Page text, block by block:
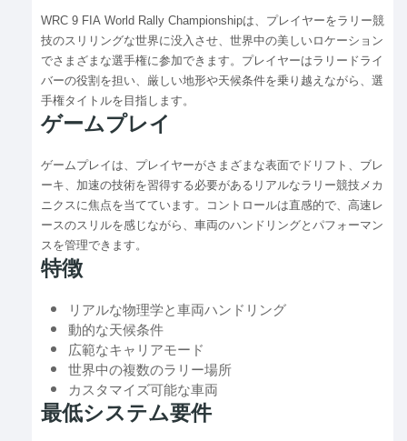
WRC 9 FIA World Rally Championshipは、プレイヤーをラリー競
技のスリリングな世界に没入させ、世界中の美しいロケーション
でさまざまな選手権に参加できます。プレイヤーはラリードライ
バーの役割を担い、厳しい地形や天候条件を乗り越えながら、選
手権タイトルを目指します。
ゲームプレイ
ゲームプレイは、プレイヤーがさまざまな表面でドリフト、ブレ
ーキ、加速の技術を習得する必要があるリアルなラリー競技メカ
ニクスに焦点を当てています。コントロールは直感的で、高速レ
ースのスリルを感じながら、車両のハンドリングとパフォーマン
スを管理できます。
特徴
リアルな物理学と車両ハンドリング
動的な天候条件
広範なキャリアモード
世界中の複数のラリー場所
カスタマイズ可能な車両
最低システム要件